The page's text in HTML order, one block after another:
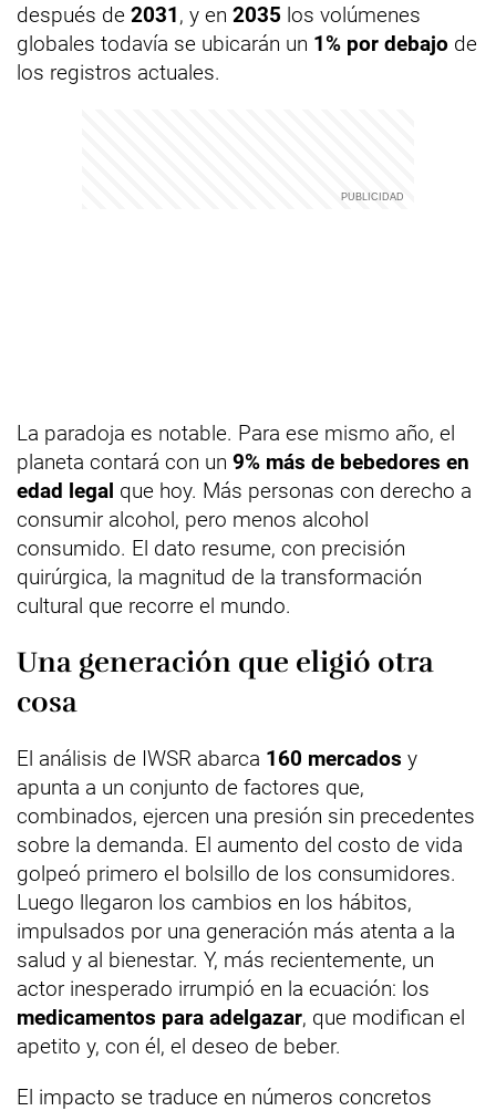
después de 2031, y en 2035 los volúmenes
globales todavía se ubicarán un 1% por debajo de
los registros actuales.
La paradoja es notable. Para ese mismo año, el
planeta contará con un 9% más de bebedores en
edad legal que hoy. Más personas con derecho a
consumir alcohol, pero menos alcohol
consumido. El dato resume, con precisión
quirúrgica, la magnitud de la transformación
cultural que recorre el mundo.
Una generación que eligió otra
cosa
El análisis de IWSR abarca 160 mercados y
apunta a un conjunto de factores que,
combinados, ejercen una presión sin precedentes
sobre la demanda. El aumento del costo de vida
golpeó primero el bolsillo de los consumidores.
Luego llegaron los cambios en los hábitos,
impulsados por una generación más atenta a la
salud y al bienestar. Y, más recientemente, un
actor inesperado irrumpió en la ecuación: los
medicamentos para adelgazar, que modifican el
apetito y, con él, el deseo de beber.
El impacto se traduce en números concretos